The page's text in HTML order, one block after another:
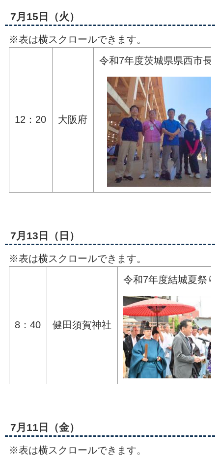
7月15日（火）
※表は横スクロールできます。
12：20 大阪府
令和7年度茨城県県西市長
7月13日（日）
※表は横スクロールできます。
8：40 健田須賀神社
令和7年度結城夏祭り
7月11日（金）
※表は横スクロールできます。